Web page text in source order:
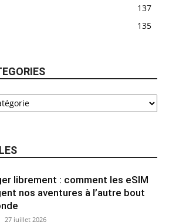
137
135
librement : comment les eSIM
nos aventures à l’autre bout
27 juillet 2026